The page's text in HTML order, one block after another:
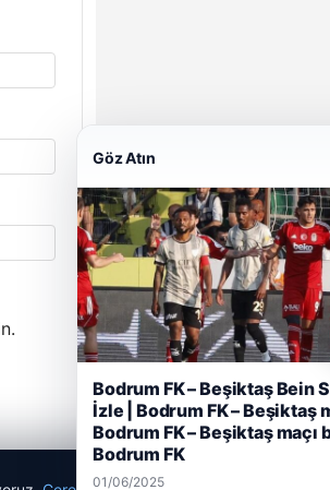
Prenses Night Club
29/04/2026
Göz Atın
Bodrum FK – Beşiktaş Bein
İzle | Bodrum FK – Beşiktaş
Bodrum FK – Beşiktaş maçı
Bodrum FK
01/06/2025